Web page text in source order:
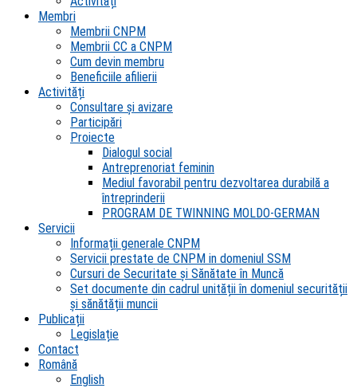
Membri
Membrii CNPM
Membrii CC a CNPM
Cum devin membru
Beneficiile afilierii
Activități
Consultare și avizare
Participări
Proiecte
Dialogul social
Antreprenoriat feminin
Mediul favorabil pentru dezvoltarea durabilă a
întreprinderii
PROGRAM DE TWINNING MOLDO-GERMAN
Servicii
Informații generale CNPM
Servicii prestate de CNPM in domeniul SSM
Cursuri de Securitate și Sănătate în Muncă
Set documente din cadrul unității în domeniul securității
și sănătății muncii
Publicații
Legislație
Contact
Română
English